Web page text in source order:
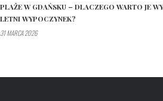
PLAŻE W GDAŃSKU – DLACZEGO WARTO JE
LETNI WYPOCZYNEK?
31 MARCA 2026